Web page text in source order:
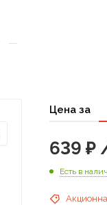
—
Цена за
639 ₽
Есть в